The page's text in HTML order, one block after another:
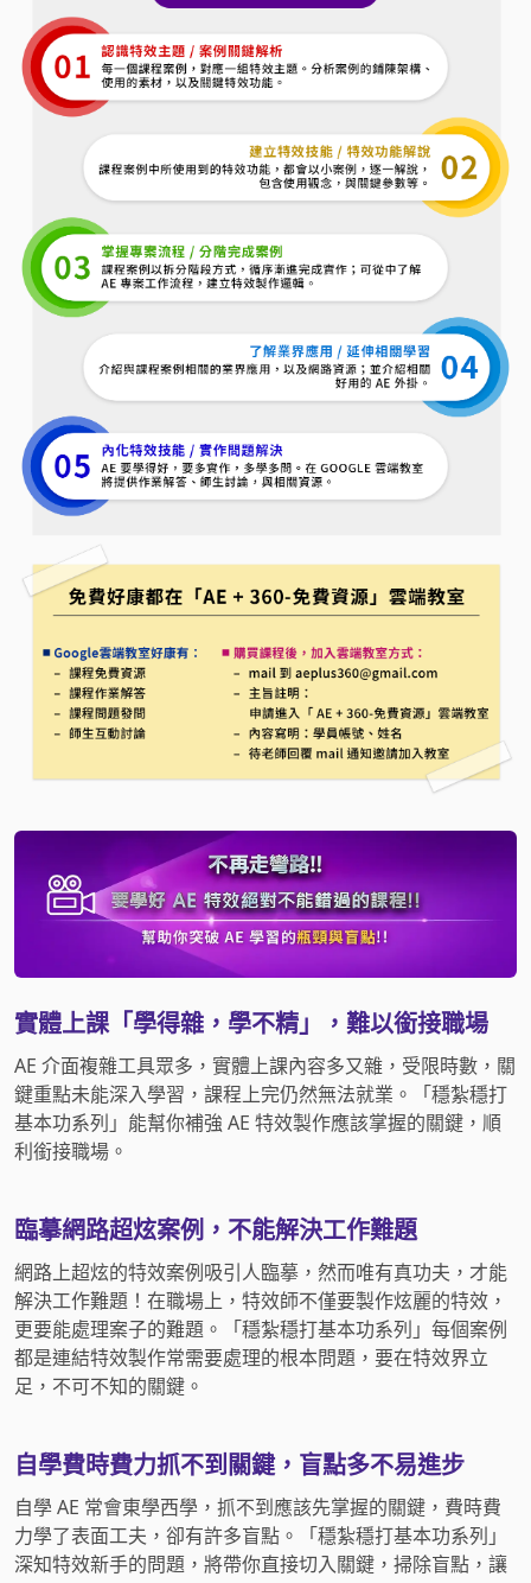
實體上課「學得雜，學不精」，難以銜接職場
AE 介面複雜工具眾多，實體上課內容多又雜，受限時數，關
鍵重點未能深入學習，課程上完仍然無法就業。「穩紮穩打
基本功系列」能幫你補強 AE 特效製作應該掌握的關鍵，順
利銜接職場。
臨摹網路超炫案例，不能解決工作難題
網路上超炫的特效案例吸引人臨摹，然而唯有真功夫，才能
解決工作難題！在職場上，特效師不僅要製作炫麗的特效，
更要能處理案子的難題。「穩紮穩打基本功系列」每個案例
都是連結特效製作常需要處理的根本問題，要在特效界立
足，不可不知的關鍵。
自學費時費力抓不到關鍵，盲點多不易進步
自學 AE 常會東學西學，抓不到應該先掌握的關鍵，費時費
力學了表面工夫，卻有許多盲點。「穩紮穩打基本功系列」
深知特效新手的問題，將帶你直接切入關鍵，掃除盲點，讓